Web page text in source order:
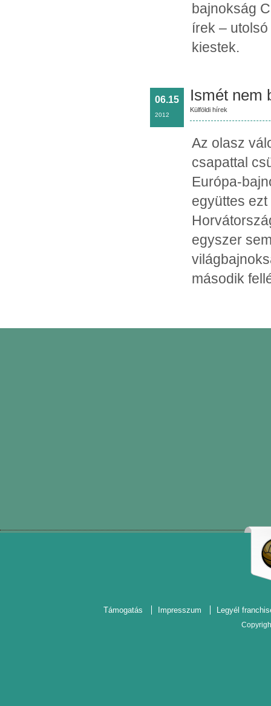
bajnokság
írek –
kiestek.
06.15
2012
Ismét nem
Külföldi hírek
Az olasz
csapattal
Európa-
együttes
egyszer
második
Támogatás Impresszum Legyél